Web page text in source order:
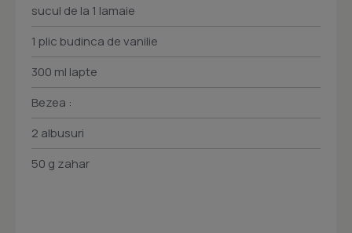
sucul de la 1 lamaie
1 plic budinca de vanilie
300 ml lapte
Bezea :
2 albusuri
50 g zahar